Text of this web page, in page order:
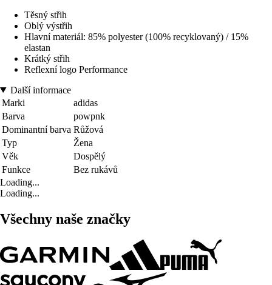
Těsný střih
Oblý výstřih
Hlavní materiál: 85% polyester (100% recyklovaný) / 15%
elastan
Krátký střih
Reflexní logo Performance
Další informace
Marki
adidas
Barva
powpnk
Dominantní barva Růžová
Typ
Žena
Věk
Dospělý
Funkce
Bez rukávů
Loading...
Loading...
Všechny naše značky